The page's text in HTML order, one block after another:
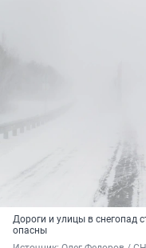
Дороги и улицы в снегопад
опасны